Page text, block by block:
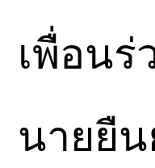
เพื่อนร่
นายยืน